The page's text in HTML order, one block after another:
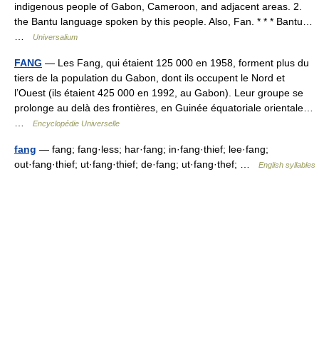
indigenous people of Gabon, Cameroon, and adjacent areas. 2.
the Bantu language spoken by this people. Also, Fan. * * * Bantu…
Universalium
FANG — Les Fang, qui étaient 125 000 en 1958, forment plus du
tiers de la population du Gabon, dont ils occupent le Nord et
l’Ouest (ils étaient 425 000 en 1992, au Gabon). Leur groupe se
prolonge au delà des frontières, en Guinée équatoriale orientale…
Encyclopédie Universelle
fang — fang; fang·less; har·fang; in·fang·thief; lee·fang;
out·fang·thief; ut·fang·thief; de·fang; ut·fang·thef; …
English syllables